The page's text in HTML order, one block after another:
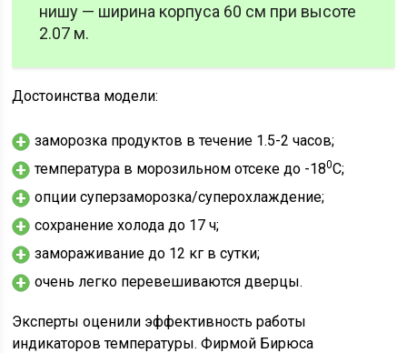
нишу — ширина корпуса 60 см при высоте
2.07 м.
Достоинства модели:
заморозка продуктов в течение 1.5-2 часов;
температура в морозильном отсеке до -180С;
опции суперзаморозка/суперохлаждение;
сохранение холода до 17 ч;
замораживание до 12 кг в сутки;
очень легко перевешиваются дверцы.
Эксперты оценили эффективность работы
индикаторов температуры. Фирмой Бирюса